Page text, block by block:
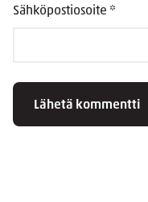
Sähköpostiosoite *